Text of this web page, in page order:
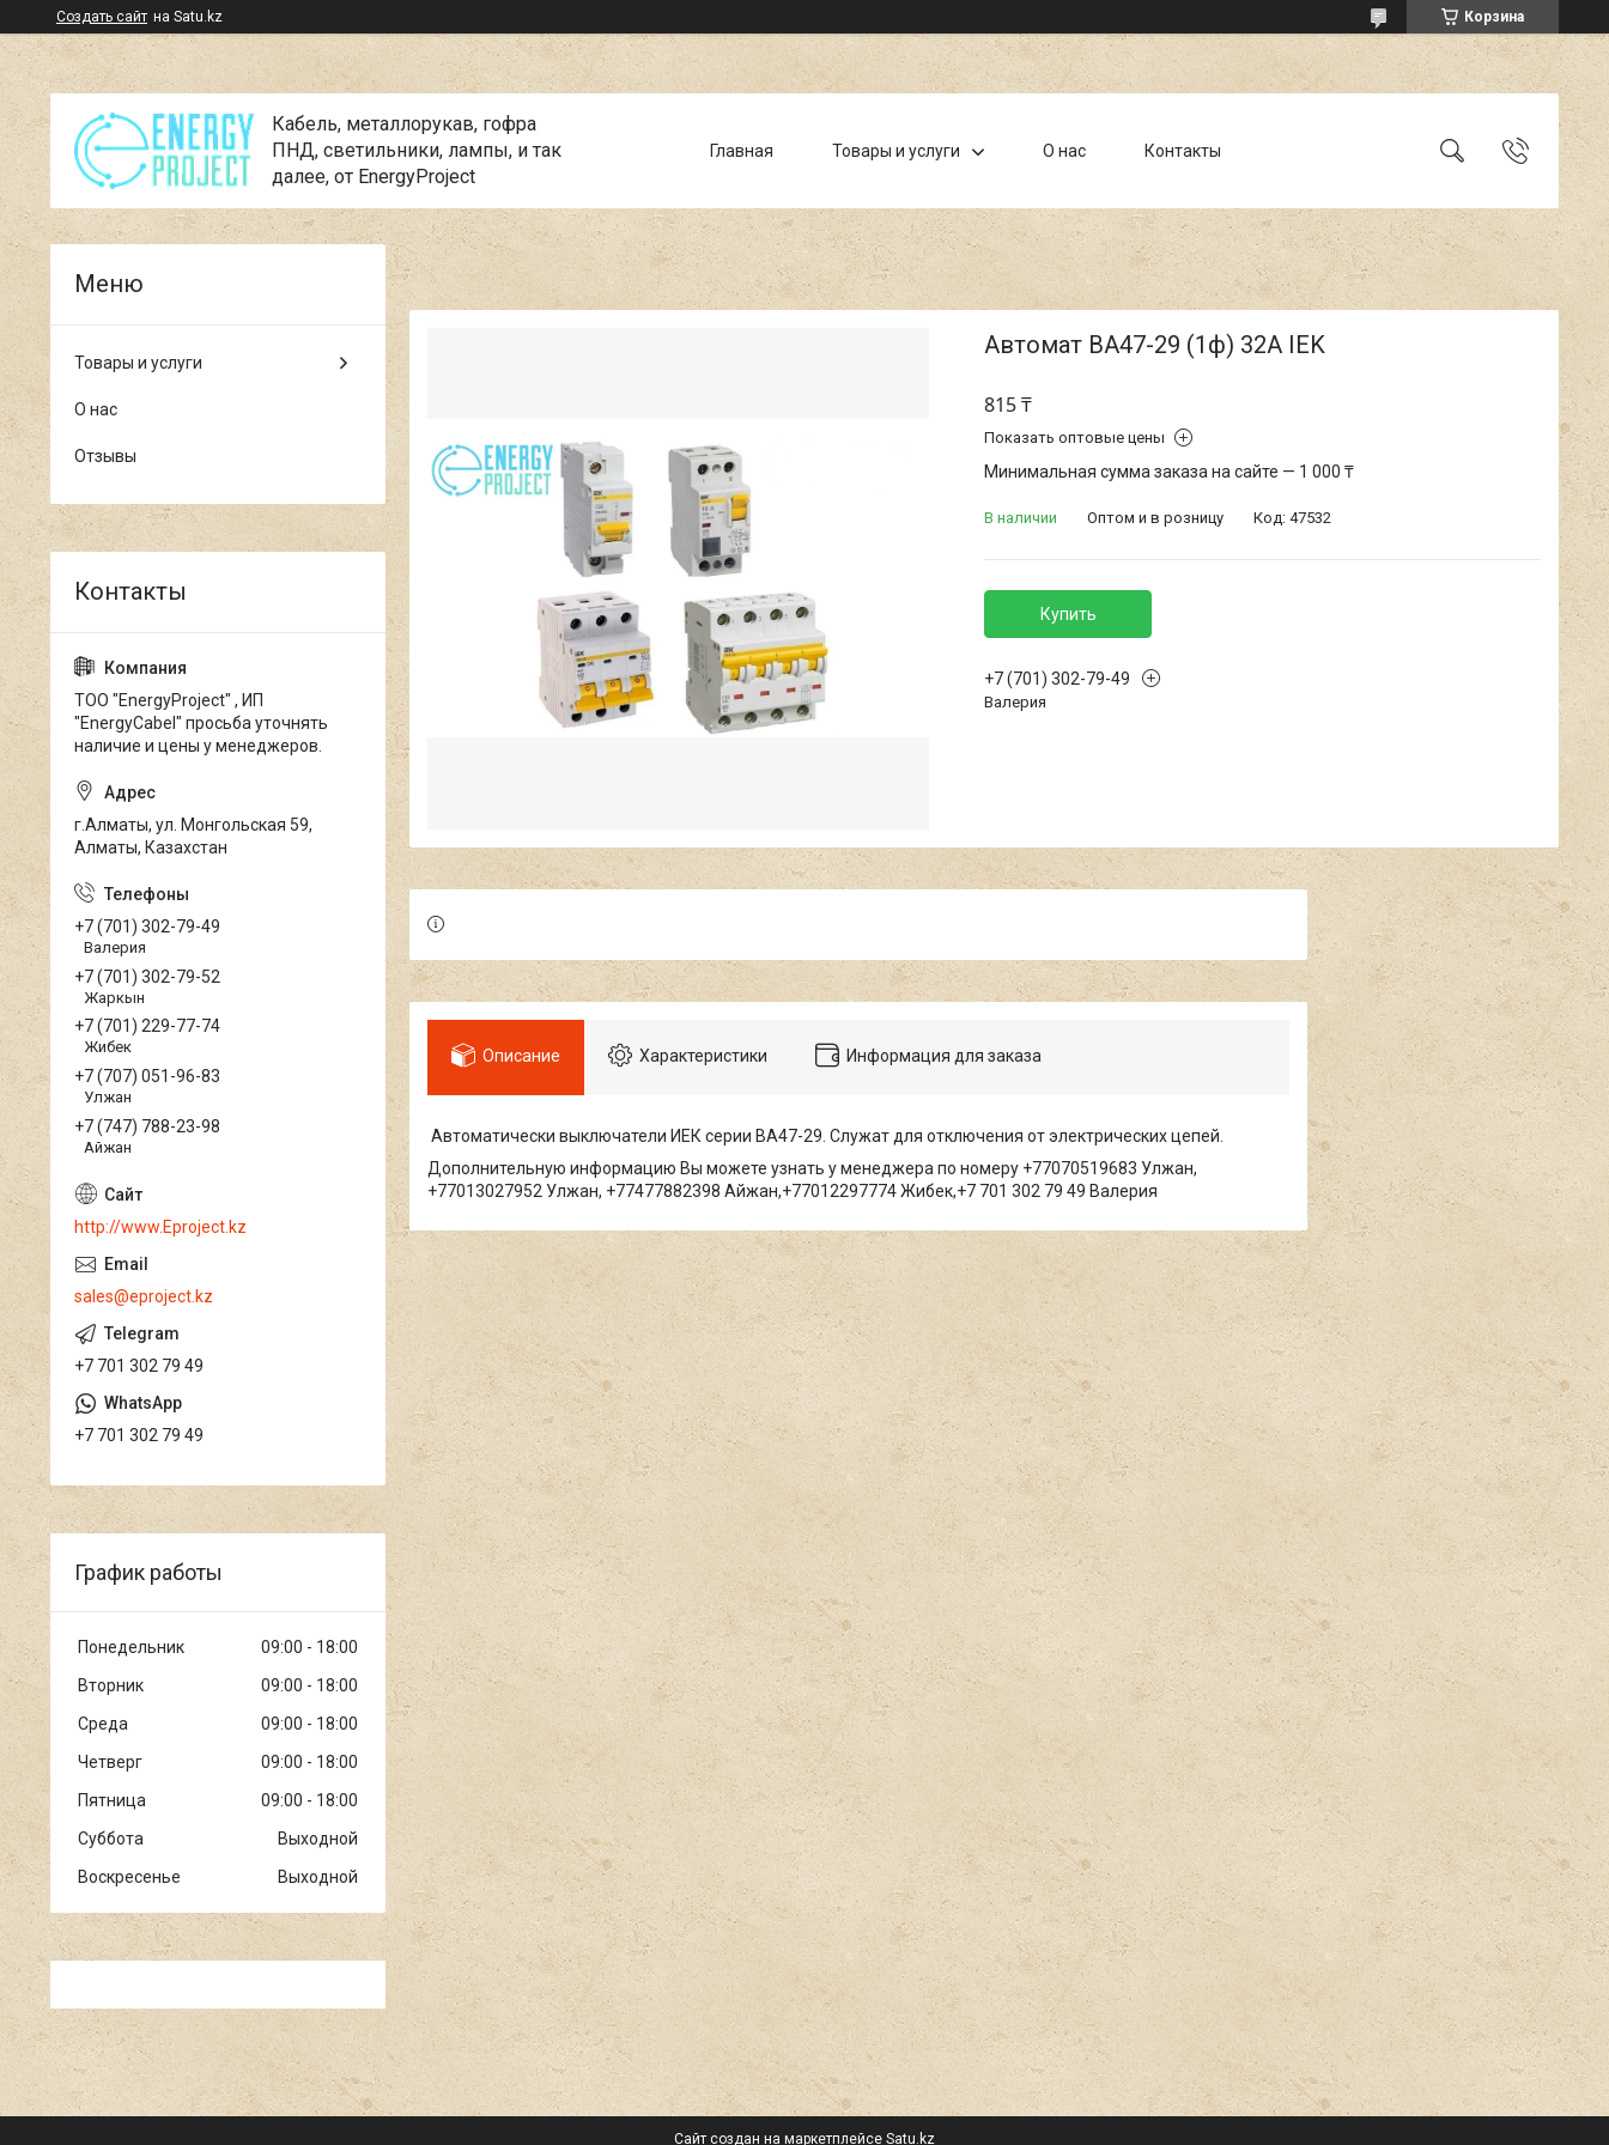
Создать сайт на Satu.kz Корзина
Кабель, металлорукав, гофра
ПНД, cветильники, лампы, и так
далее, от EnergyProject
Главная Товары и услуги О нас Контакты
Автомат ВА47-29 (1ф) 32А IEK
815 ₸
Показать оптовые цены
Минимальная сумма заказа на сайте — 1 000 ₸
В наличии Оптом и в розницу Код: 47532
Купить
+7 (701) 302-79-49
Валерия
Описание Характеристики Информация для заказа
Автоматически выключатели ИЕК серии ВА47-29. Служат для отключения от электрических цепей.
Дополнительную информацию Вы можете узнать у менеджера по номеру +77070519683 Улжан,
+77013027952 Улжан, +77477882398 Айжан,+77012297774 Жибек,+7 701 302 79 49 Валерия
Товары и услуги
О нас
Отзывы
ТОО "EnergyProject" , ИП
"EnergyCabel" просьба уточнять
наличие и цены у менеджеров.
г.Алматы, ул. Монгольская 59,
Алматы, Казахстан
+7 (701) 302-79-49
Валерия
+7 (701) 302-79-52
Жаркын
+7 (701) 229-77-74
Жибек
+7 (707) 051-96-83
Улжан
+7 (747) 788-23-98
Айжан
http://www.Eproject.kz
sales@eproject.kz
+7 701 302 79 49
+7 701 302 79 49
График работы
Понедельник 09:00
18:00
Вторник
09:00
18:00
Среда
09:00
18:00
Четверг
09:00
18:00
Пятница
09:00
18:00
Суббота
Выходной
Воскресенье
Выходной
Сайт создан на маркетплейсе Satu.kz